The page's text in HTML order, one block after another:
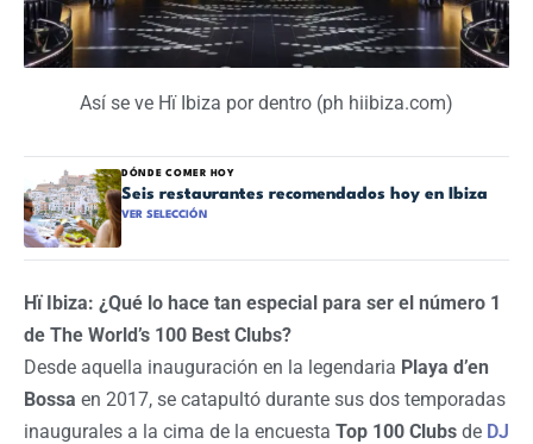
Así se ve Hï Ibiza por dentro (ph hiibiza.com)
DÓNDE COMER HOY
Seis restaurantes recomendados hoy en Ibiza
VER SELECCIÓN
Hï Ibiza: ¿Qué lo hace tan especial para ser el número 1
de The World’s 100 Best Clubs?
Desde aquella inauguración en la legendaria Playa d’en
Bossa en 2017, se catapultó durante sus dos temporadas
inaugurales a la cima de la encuesta Top 100 Clubs de DJ